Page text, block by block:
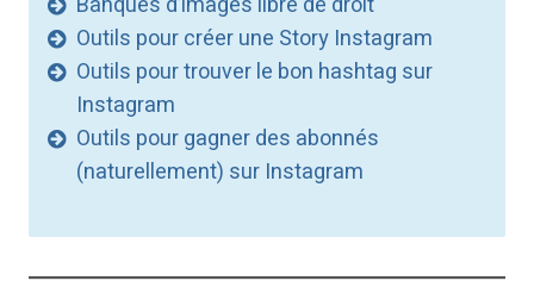
Outils pour créer une Story Instagram
Outils pour trouver le bon hashtag sur
Instagram
Outils pour gagner des abonnés
(naturellement) sur Instagram